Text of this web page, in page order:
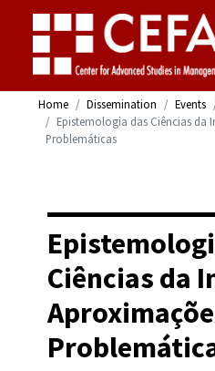
Home Dissemination Events
Epistemologia das Ciências da
Problemáticas
Ciências da